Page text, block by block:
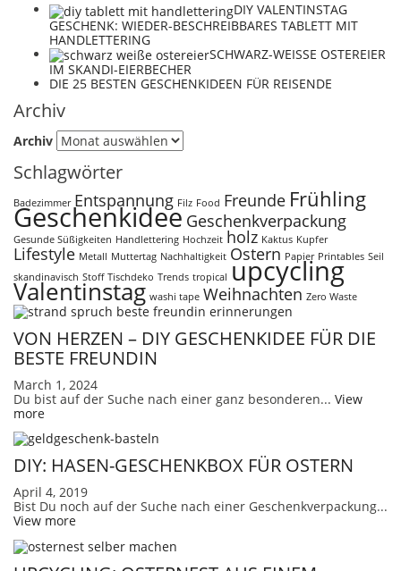
DIY VALENTINSTAG
GESCHENK: WIEDER-BESCHREIBBARES TABLETT MIT
HANDLETTERING
SCHWARZ-WEISSE OSTEREIER
IM SKANDI-EIERBECHER
DIE 25 BESTEN GESCHENKIDEEN FÜR REISENDE
Archiv
Archiv
Schlagwörter
Badezimmer Entspannung Filz Food Freunde Frühling
Geschenkidee Geschenkverpackung
Gesunde Süßigkeiten Handlettering Hochzeit holz Kaktus Kupfer
Lifestyle Metall Muttertag Nachhaltigkeit Ostern Papier Printables Seil
skandinavisch Stoff Tischdeko Trends tropical upcycling
Valentinstag washi tape Weihnachten Zero Waste
VON HERZEN – DIY GESCHENKIDEE FÜR DIE
BESTE FREUNDIN
March 1, 2024
Du bist auf der Suche nach einer ganz besonderen... View
more
DIY: HASEN-GESCHENKBOX FÜR OSTERN
April 4, 2019
Bist Du noch auf der Suche nach einer Geschenkverpackung...
View more